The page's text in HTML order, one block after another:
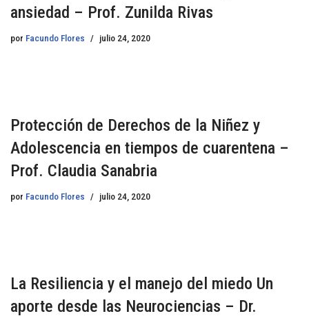
ansiedad – Prof. Zunilda Rivas
por Facundo Flores julio 24, 2020
Protección de Derechos de la Niñez y
Adolescencia en tiempos de cuarentena –
Prof. Claudia Sanabria
por Facundo Flores julio 24, 2020
La Resiliencia y el manejo del miedo Un
aporte desde las Neurociencias – Dr.